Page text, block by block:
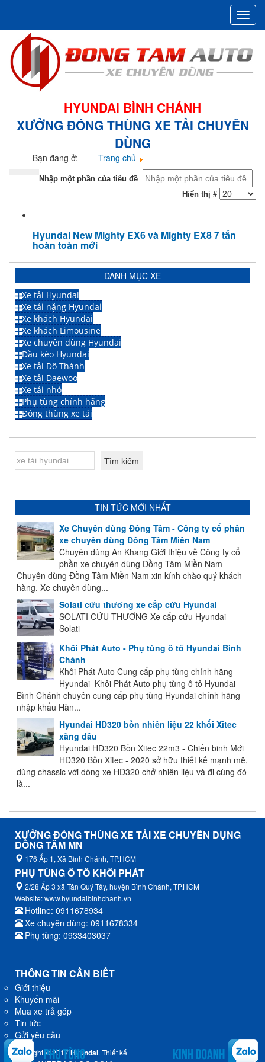
HYUNDAI BÌNH CHÁNH
XƯỞNG ĐÓNG THÙNG XE TẢI CHUYÊN
DÙNG
Bạn đang ở: Trang chủ
DANH MỤC XE
Xe tải Hyundai
Xe tải nặng Hyundai
Xe khách Hyundai
Xe khách Limousine
Xe chuyên dùng Hyundai
Đầu kéo Hyundai
Xe tải Đô Thành
Xe tải Daewoo
Xe tải nhỏ
Phụ tùng chính hãng
Đóng thùng xe tải
TIN TỨC MỚI NHẤT
Xe Chuyên dùng Đồng Tâm - Công ty cổ phần
xe chuyên dùng Đồng Tâm Miền Nam
Chuyên dùng An Khang Giới thiệu về Công ty cổ
phần xe chuyên dùng Đồng Tâm Miền Nam
Chuyên dùng Đồng Tâm Miền Nam xin kính chào quý khách
hàng. Xe chuyên dùng...
Solati cứu thương xe cấp cứu Hyundai
SOLATI CỨU THƯƠNG Xe cấp cứu Hyundai
Solati
Khôi Phát Auto - Phụ tùng ô tô Hyundai Bình
Chánh
Khôi Phát Auto Cung cấp phụ tùng chính hãng
Hyundai Khôi Phát Auto phụ tùng ô tô Hyundai
Bình Chánh chuyên cung cấp phụ tùng Hyundai chính hãng
nhập khẩu Hàn...
Hyundai HD320 bồn nhiên liệu 22 khối Xitec
xăng dầu
Hyundai HD320 Bồn Xitec 22m3 - Chiến binh Mới
HD320 Bồn Xitec - 2020 sở hữu thiết kế mạnh mẽ,
dùng chassic với dòng xe HD320 chở nhiên liệu và đi cùng đó
là...
Nhập một phần của tiêu đề
Hiển thị #
Hyundai New Mighty EX6 và Mighty EX8 7 tấn
hoàn toàn mới
XƯỞNG ĐÓNG THÙNG XE TẢI XE CHUYÊN DỤNG
ĐỒNG TÂM MN
176 Ấp 1, Xã Bình Chánh, TP.HCM
PHỤ TÙNG Ô TÔ KHÔI PHÁT
2/28 Ấp 3 xã Tân Quý Tây, huyện Bình Chánh, TP.HCM
Website: www.hyundaibinhchanh.vn
Hotline: 0911678934
Xe chuyên dùng: 0911678334
Phụ tùng: 0933403037
THÔNG TIN CẦN BIẾT
Giới thiệu
Khuyến mãi
Mua xe trả góp
Tin tức
Gửi yêu cầu
Copyright © 2017Hyundai. Thiết kế